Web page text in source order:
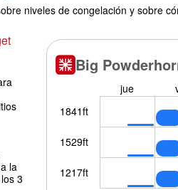
niveles de congelación y sobre
la
3